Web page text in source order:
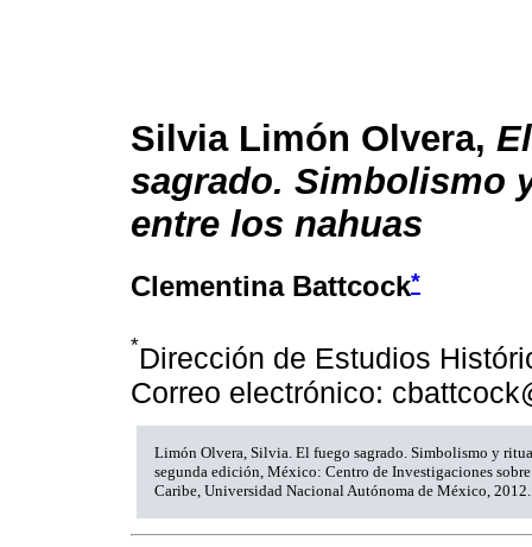
Silvia Limón Olvera,
sagrado. Simbolismo
entre los nahuas
Clementina Battcock*
*Dirección de Estudios
Correo electrónico:
Limón Olvera, Silvia. El fuego sagrado. Simbolismo y
segunda edición, México: Centro de Investigaciones
Caribe, Universidad Nacional Autónoma de México,